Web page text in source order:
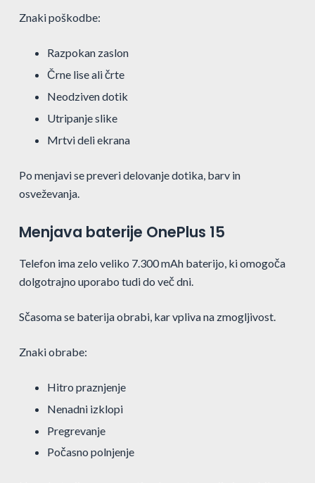
Znaki poškodbe:
Razpokan zaslon
Črne lise ali črte
Neodziven dotik
Utripanje slike
Mrtvi deli ekrana
Po menjavi se preveri delovanje dotika, barv in
osveževanja.
Menjava baterije OnePlus 15
Telefon ima zelo veliko 7.300 mAh baterijo, ki omogoča
dolgotrajno uporabo tudi do več dni.
Sčasoma se baterija obrabi, kar vpliva na zmogljivost.
Znaki obrabe:
Hitro praznjenje
Nenadni izklopi
Pregrevanje
Počasno polnjenje